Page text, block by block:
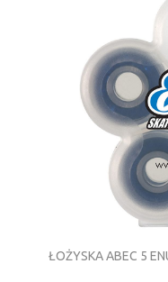
ŁOŻYSKA ABEC 5